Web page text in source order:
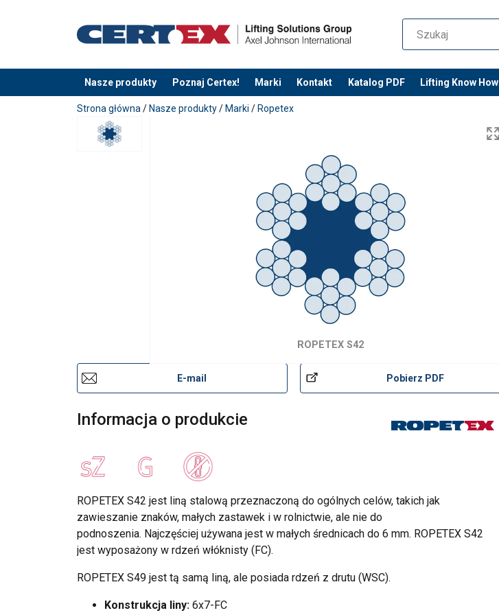
Nasze produkty Poznaj Certex! Marki Kontakt Katalog PDF Lifting Know How
Dodano do zapytania
Strona główna / Nasze produkty/ Marki / Ropetex
ROPETEX S42
E-mail Pobierz PDF
Informacja o produkcie
ROPETEX S42 jest liną stalową przeznaczoną do ogólnych celów, takich jak
zawieszanie znaków, małych zastawek i w rolnictwie, ale nie do
podnoszenia. Najczęściej używana jest w małych średnicach do 6 mm. ROPETEX S42
jest wyposażony w rdzeń włóknisty (FC).
ROPETEX S49 jest tą samą liną, ale posiada rdzeń z drutu (WSC).
Konstrukcja liny: 6x7-FC